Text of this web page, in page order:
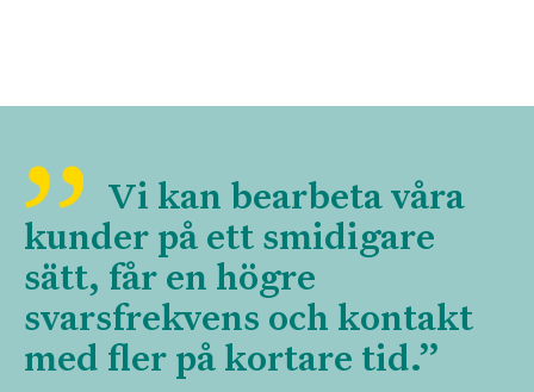
Vi kan bearbeta våra
kunder på ett smidigare
sätt, får en högre
svarsfrekvens och kontakt
med fler på kortare tid.”